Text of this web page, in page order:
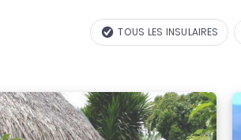
TOUS LES INSULAIRES